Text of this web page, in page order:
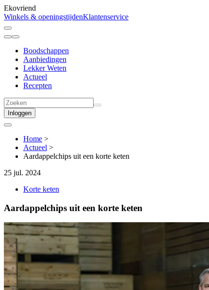
Ekovriend
Winkels & openingstijdenKlantenservice
Boodschappen
Aanbiedingen
Lekker Weten
Actueel
Recepten
Inloggen
Home >
Actueel >
Aardappelchips uit een korte keten
25 jul. 2024
Korte keten
Aardappelchips uit een korte keten